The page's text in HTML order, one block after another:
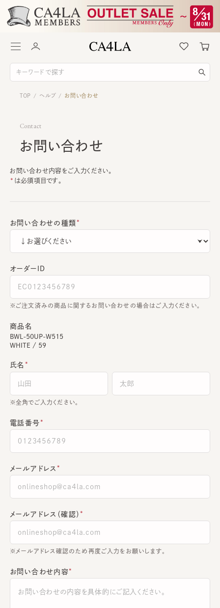
TOP / ヘルプ / お問い合わせ
Contact
お問い合わせ
お問い合わせ内容をご入力ください。
は必須項目です。
お問い合わせの種類
オーダーＩＤ
ご注文済みの商品に関するお問い合わせの場合はご入力ください。
商品名
BWL-50UP-W515
WHITE / 59
氏名
全角でご入力ください。
電話番号
メールアドレス
メールアドレス（確認）
※メールアドレス確認のため再度ご入力をお願いします。
お問い合わせ内容